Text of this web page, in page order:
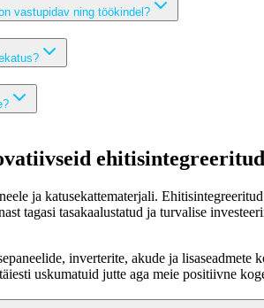
vastupidav ning töökindel?
ja katusekattematerjali.
tagasi tasakaalustatud ja turvalise
inverterite, akude ja
uskumatuid jutte aga meie positiivne